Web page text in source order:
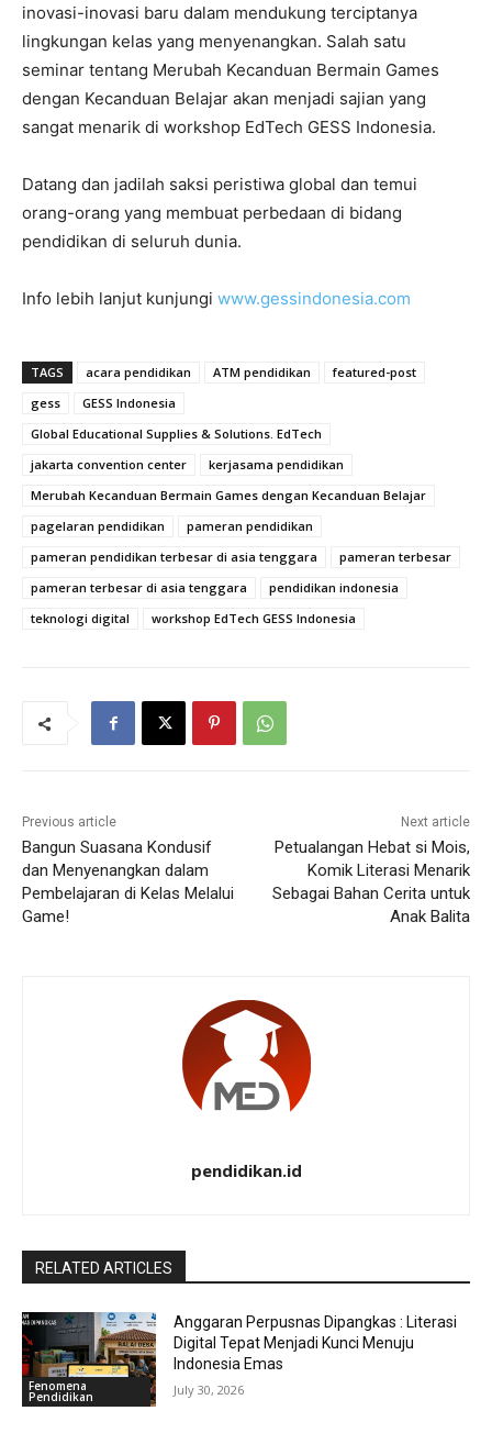
inovasi-inovasi baru dalam mendukung terciptanya
lingkungan kelas yang menyenangkan. Salah satu
seminar tentang Merubah Kecanduan Bermain Games
dengan Kecanduan Belajar akan menjadi sajian yang
sangat menarik di workshop EdTech GESS Indonesia.
Datang dan jadilah saksi peristiwa global dan temui
orang-orang yang membuat perbedaan di bidang
pendidikan di seluruh dunia.
Info lebih lanjut kunjungi www.gessindonesia.com
TAGS acara pendidikan ATM pendidikan
featured-post
gess
GESS Indonesia
Global Educational Supplies & Solutions. EdTech
jakarta convention center
kerjasama pendidikan
Merubah Kecanduan Bermain Games dengan Kecanduan Belajar
pagelaran pendidikan
pameran pendidikan
pameran pendidikan terbesar di asia tenggara
pameran terbesar
pameran terbesar di asia tenggara
pendidikan indonesia
teknologi digital
workshop EdTech GESS Indonesia
Previous article
Bangun Suasana Kondusif
dan Menyenangkan dalam
Pembelajaran di Kelas Melalui
Game!
Next article
Petualangan Hebat si Mois,
Komik Literasi Menarik
Sebagai Bahan Cerita untuk
Anak Balita
pendidikan.id
RELATED ARTICLES
Fenomena
Pendidikan
Anggaran Perpusnas Dipangkas : Literasi
Digital Tepat Menjadi Kunci Menuju
Indonesia Emas
July 30, 2026